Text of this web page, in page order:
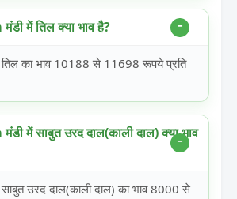
में तिल क्या भाव है?
का भाव 10188 से 11698 रूपये प्रति
में साबुत उरद दाल(काली दाल) क्या भाव
उरद दाल(काली दाल) का भाव 8000 से